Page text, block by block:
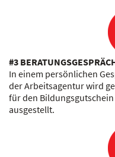
#3
In einem persönlichen
der Arbeitsagentur wird
für den
ausgestellt.